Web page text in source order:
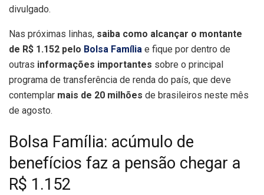
divulgado.
Nas próximas linhas, saiba como alcançar o montante
de R$ 1.152 pelo Bolsa Família e fique por dentro de
outras informações importantes sobre o principal
programa de transferência de renda do país, que deve
contemplar mais de 20 milhões de brasileiros neste mês
de agosto.
Bolsa Família: acúmulo de
benefícios faz a pensão chegar a
R$ 1.152